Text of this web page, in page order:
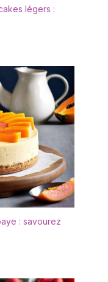
univers
arts de la
lourdes
vraie
de qualité. Ce
robuste a
pour durer,
vos vaisselle
service, et
du
ou à
service de
et stylé,
une
un mariage
se
légers :
: savourez